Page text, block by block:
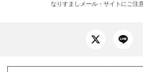
なりすましメール・サイトにご注